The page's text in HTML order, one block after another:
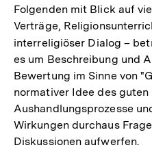
Folgenden mit Blick auf
Verträge,
interreligiöser Dialog –
es um Beschreibung und
Bewertung im Sinne von
normativer Idee des
Aushandlungsprozesse
Wirkungen durchaus
Diskussionen aufwerfen.